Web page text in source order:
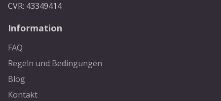
CVR: 43349414
Information
FAQ
Regeln und Bedingungen
Blog
Kontakt